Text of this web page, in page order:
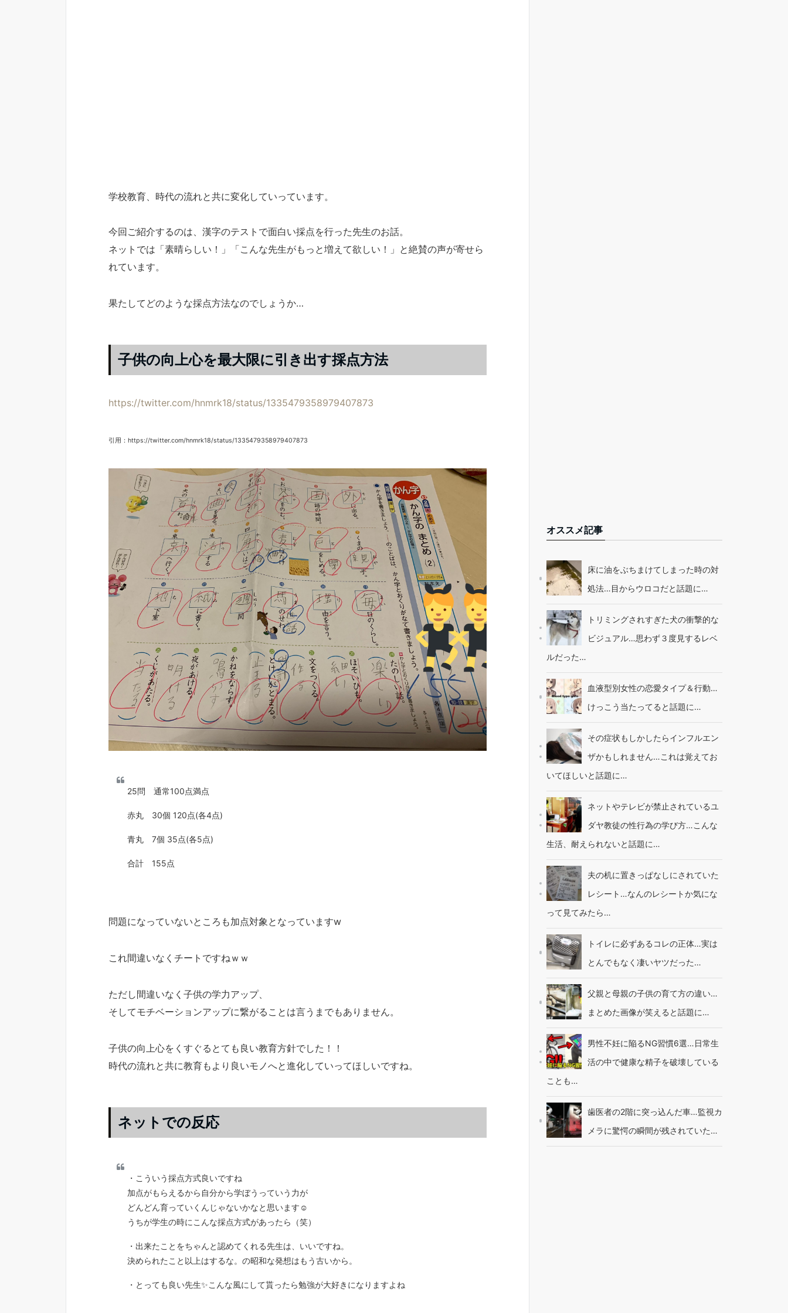
学校教育、時代の流れと共に変化していっています。
今回ご紹介するのは、漢字のテストで面白い採点を行った先生のお話。
ネットでは「素晴らしい！」「こんな先生がもっと増えて欲しい！」と絶賛の声が寄せら
れています。
果たしてどのような採点方法なのでしょうか…
子供の向上心を最大限に引き出す採点方法
https://twitter.com/hnmrk18/status/1335479358979407873
引用：https://twitter.com/hnmrk18/status/1335479358979407873
25問 通常100点満点
赤丸 30個 120点(各4点)
青丸 7個 35点(各5点)
合計 155点
問題になっていないところも加点対象となっていますw
これ間違いなくチートですねｗｗ
ただし間違いなく子供の学力アップ、
そしてモチベーションアップに繋がることは言うまでもありません。
子供の向上心をくすぐるとても良い教育方針でした！！
時代の流れと共に教育もより良いモノへと進化していってほしいですね。
ネットでの反応
・こういう採点方式良いですね
加点がもらえるから自分から学ぼうっていう力が
どんどん育っていくんじゃないかなと思います☺️
うちが学生の時にこんな採点方式があったら（笑）
・出来たことをちゃんと認めてくれる先生は、いいですね。
決められたこと以上はするな。の昭和な発想はもう古いから。
・とっても良い先生✨こんな風にして貰ったら勉強が大好きになりますよね
オススメ記事
床に油をぶちまけてしまった時の対
処法…目からウロコだと話題に…
トリミングされすぎた犬の衝撃的な
ビジュアル…思わず３度見するレベ
ルだった…
血液型別女性の恋愛タイプ＆行動…
けっこう当たってると話題に…
その症状もしかしたらインフルエン
ザかもしれません…これは覚えてお
いてほしいと話題に…
ネットやテレビが禁止されているユ
ダヤ教徒の性行為の学び方…こんな
生活、耐えられないと話題に…
夫の机に置きっぱなしにされていた
レシート…なんのレシートか気にな
って見てみたら…
トイレに必ずあるコレの正体…実は
とんでもなく凄いヤツだった…
父親と母親の子供の育て方の違い…
まとめた画像が笑えると話題に…
男性不妊に陥るNG習慣6選…日常生
活の中で健康な精子を破壊している
ことも…
歯医者の2階に突っ込んだ車…監視カ
メラに驚愕の瞬間が残されていた…